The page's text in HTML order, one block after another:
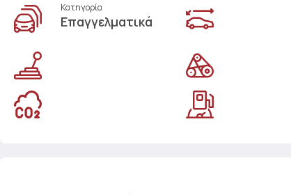
Κατηγορία
Επαγγελματικά